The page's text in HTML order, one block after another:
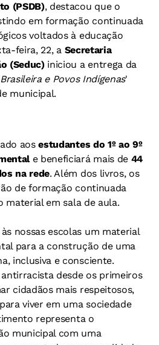
(PSDB), destacou que o
em formação continuada
voltados à educação
feira, 22, a Secretaria
(Seduc)iniciou a entrega da
e Povos Indígenas'
municipal.
aosestudantes do 1º ao 9º
e beneficiará mais de 44
na rede. Além dos livros, os
de formação continuada
material em sala de aula.
nossas escolas um material
para a construção de uma
inclusiva e consciente.
desde os primeiros
cidadãos mais respeitosos,
viver em uma sociedade
representa o
municipal com uma